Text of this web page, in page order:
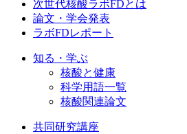
次世代核酸ラボFDとは
論文・学会発表
ラボFDレポート
知る・学ぶ
核酸と健康
科学用語一覧
核酸関連論文
共同研究講座